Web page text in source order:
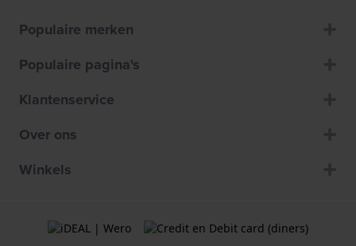
Populaire merken
Populaire pagina's
Klantenservice
Over ons
Winkels